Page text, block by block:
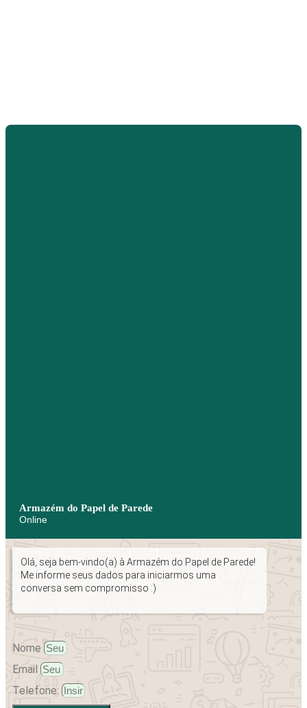
Armazém do Papel de Parede
Online
Olá, seja bem-vindo(a) à Armazém do Papel de Parede!
Me informe seus dados para iniciarmos uma
conversa sem compromisso :)
Nome
Email
Telefone: